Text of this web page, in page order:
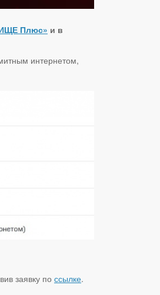
Плюс» и в
интернетом,
заявку по ссылке.